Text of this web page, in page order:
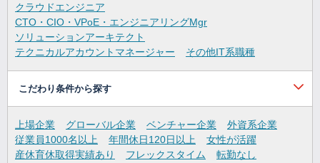
クラウドエンジニア
CTO・CIO・VPoE・エンジニアリングMgr
ソリューションアーキテクト
テクニカルアカウントマネージャー
その他IT系職種
こだわり条件から探す
上場企業 グローバル企業 ベンチャー企業
外資系企業
従業員1000名以上
年間休日120日以上
女性が活躍
産休育休取得実績あり
フレックスタイム
転勤なし